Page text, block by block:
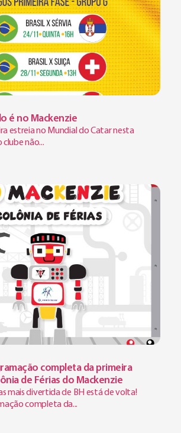
é no Mackenzie
estreia no Mundial do Catar nesta
clube não...
completa da primeira
de Férias do Mackenzie
mais divertida de BH está de volta!
completa da...